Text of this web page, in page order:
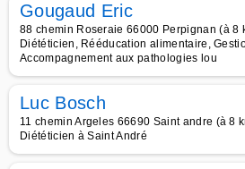
Gougaud Eric
88 chemin Roseraie 66000 Perpignan (à 8
Diététicien, Rééducation alimentaire,
Accompagnement aux pathologies lou
Luc Bosch
11 chemin Argeles 66690 Saint andre (à 8
Diététicien à Saint André